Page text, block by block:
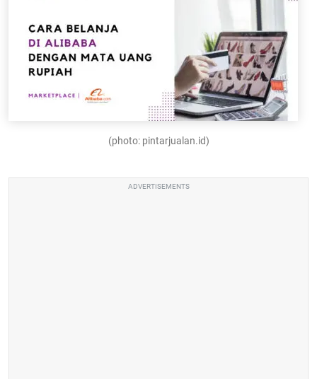
(photo: pintarjualan.id)
ADVERTISEMENTS